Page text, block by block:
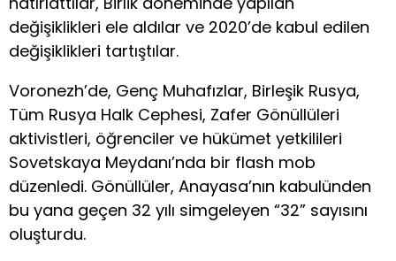
değişiklikleri ele aldılar ve 2020’de kabul edilen
değişiklikleri tartıştılar.
Voronezh’de, Genç Muhafızlar, Birleşik Rusya,
Tüm Rusya Halk Cephesi, Zafer Gönüllüleri
aktivistleri, öğrenciler ve hükümet yetkilileri
Sovetskaya Meydanı’nda bir flash mob
düzenledi. Gönüllüler, Anayasa’nın kabulünden
bu yana geçen 32 yılı simgeleyen “32” sayısını
oluşturdu.